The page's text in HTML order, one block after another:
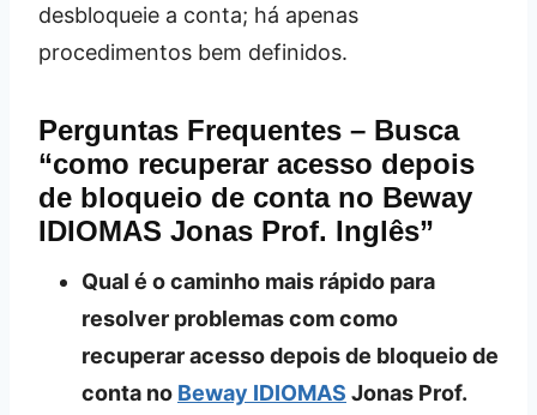
desbloqueie a conta; há apenas
procedimentos bem definidos.
Perguntas Frequentes – Busca
“como recuperar acesso depois
de bloqueio de conta no Beway
IDIOMAS Jonas Prof. Inglês”
Qual é o caminho mais rápido para
resolver problemas com como
recuperar acesso depois de bloqueio de
conta no Beway IDIOMAS Jonas Prof.